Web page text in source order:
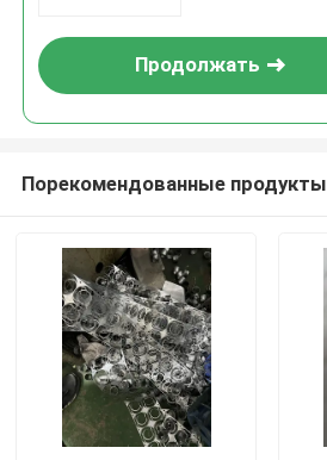
Дом
Продолжать
Порекомендованные продукты